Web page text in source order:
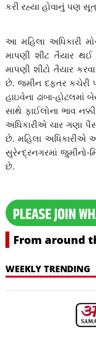
કરી રહ્યા હોવાનું પણ
આ મહિલા અધિકારી
માપણી શીટ તૈયાર
માપણી શીટો તૈયાર
છે. જમીન દફતર કચેરી
હાઇવેના ઢાબા-હોટલમાં
સાથે ફાઈલોના ભાવ
અધિકારીએ ચાર ગણા
છે. મહિલા અધિકારીએ
સુરેન્દ્રનગરમાં જુમીનો-
છે.
From around
WEEKLY TRENDING